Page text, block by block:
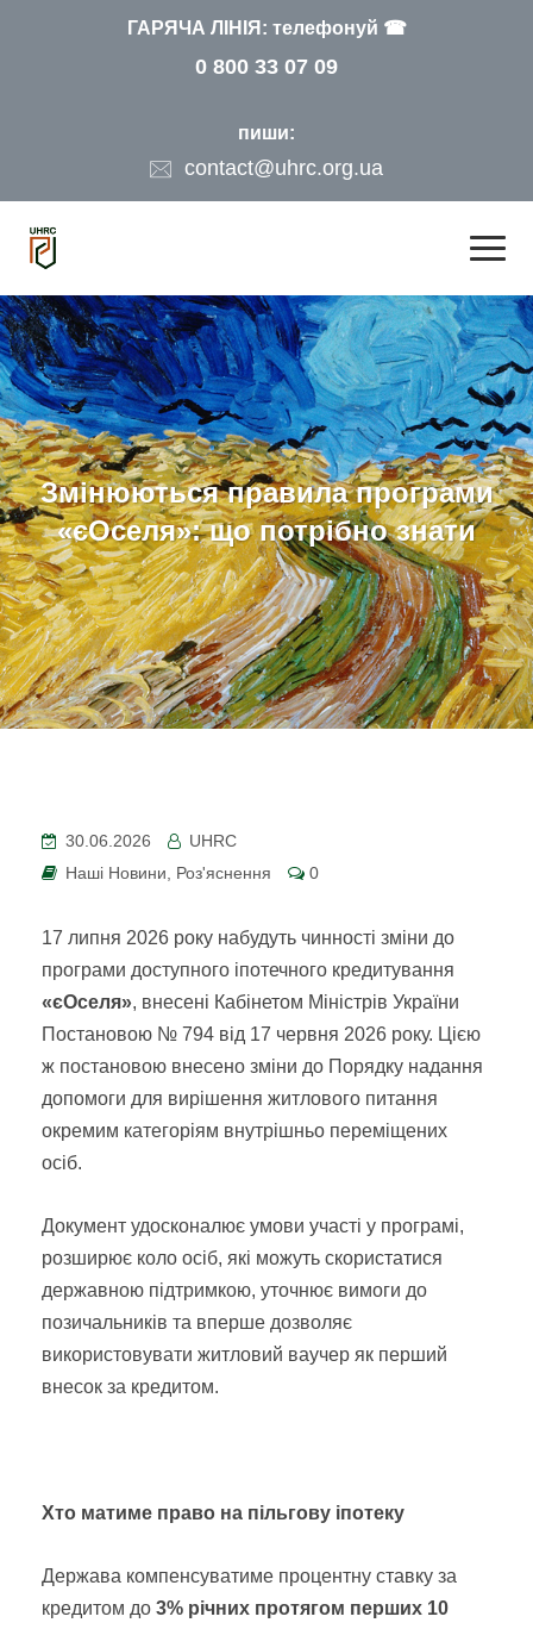
ГАРЯЧА ЛІНІЯ: телефонуй ☎
0 800 33 07 09
пиши:
contact@uhrc.org.ua
Змінюються правила програми
«єОселя»: що потрібно знати
30.06.2026
UHRC
Наші Новини, Роз'яснення 0
17 липня 2026 року набудуть чинності зміни до
програми доступного іпотечного кредитування
«єОселя», внесені Кабінетом Міністрів України
Постановою № 794 від 17 червня 2026 року. Цією
ж постановою внесено зміни до Порядку надання
допомоги для вирішення житлового питання
окремим категоріям внутрішньо переміщених
осіб.
Документ удосконалює умови участі у програмі,
розширює коло осіб, які можуть скористатися
державною підтримкою, уточнює вимоги до
позичальників та вперше дозволяє
використовувати житловий ваучер як перший
внесок за кредитом.
Хто матиме право на пільгову іпотеку
Держава компенсуватиме процентну ставку за
кредитом до 3% річних протягом перших 10